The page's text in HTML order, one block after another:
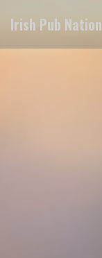
Irish Pub Nation